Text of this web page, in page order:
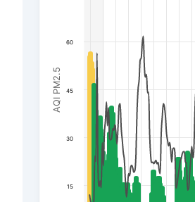
AQI PM2.5
15
30
45
60